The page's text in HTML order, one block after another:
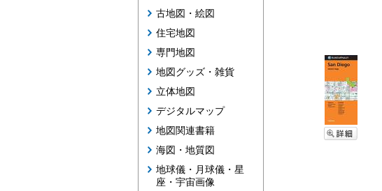
古地図・絵図
住宅地図
専門地図
地図グッズ・雑貨
立体地図
デジタルマップ
地図関連書籍
海図・地質図
地球儀・月球儀・星
座・宇宙画像